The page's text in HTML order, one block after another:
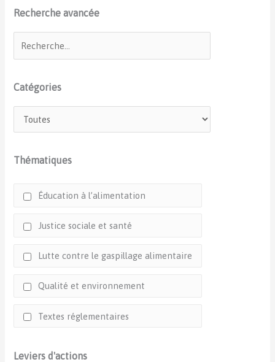
Recherche avancée
Catégories
Thématiques
Éducation à l’alimentation
Justice sociale et santé
Lutte contre le gaspillage alimentaire
Qualité et environnement
Textes réglementaires
Leviers d'actions